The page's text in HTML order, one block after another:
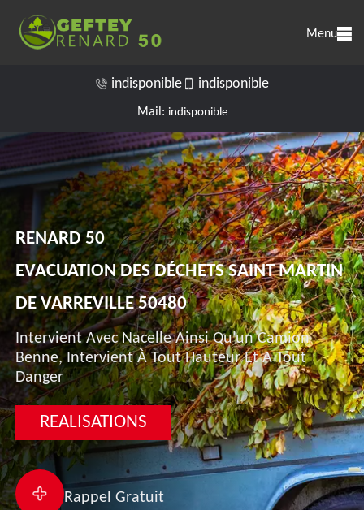
Menu
indisponible indisponible
Mail: indisponible
RENARD 50
EVACUATION DES DÉCHETS SAINT MARTIN
DE VARREVILLE 50480
Intervient Avec Nacelle Ainsi Qu'un Camion
Benne, Intervient À Tout Hauteur Et A Tout
Danger
REALISATIONS
Rappel Gratuit